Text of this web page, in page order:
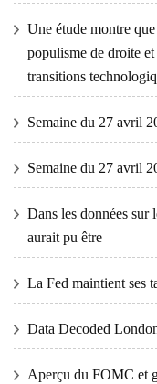
Une étude montre
populisme de droite
transitions
Semaine du 27 avril
Semaine du 27 avril
Dans les données sur
aurait pu être
La Fed maintient ses
Data Decoded
Aperçu du FOMC et